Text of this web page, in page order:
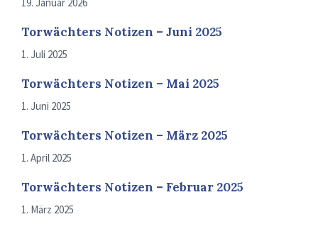
Torwächters Notizen – Juni 2025
1. Juli 2025
Torwächters Notizen – Mai 2025
1. Juni 2025
Torwächters Notizen – März 2025
1. April 2025
Torwächters Notizen – Februar 2025
1. März 2025